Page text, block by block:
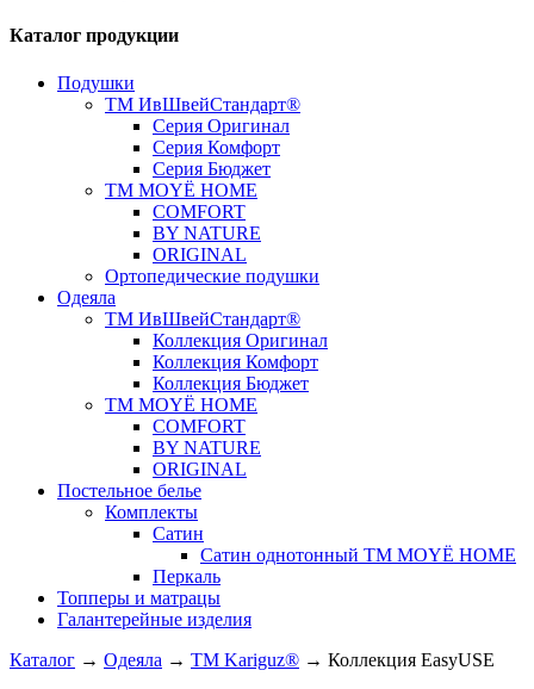
Каталог продукции
Подушки
ТМ ИвШвейСтандарт®
Серия Оригинал
Серия Комфорт
Серия Бюджет
ТМ MOYЁ HOME
COMFORT
BY NATURE
ORIGINAL
Ортопедические подушки
Одеяла
ТМ ИвШвейСтандарт®
Коллекция Оригинал
Коллекция Комфорт
Коллекция Бюджет
ТМ MOYЁ HOME
COMFORT
BY NATURE
ORIGINAL
Постельное белье
Комплекты
Сатин
Сатин однотонный ТМ MOYЁ HOME
Перкаль
Топперы и матрацы
Галантерейные изделия
Каталог → Одеяла → ТМ Kariguz® → Коллекция EasyUSE